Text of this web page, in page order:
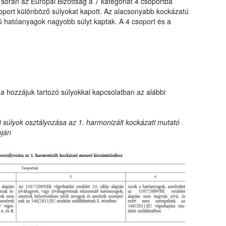
különböző súlyokat kapott. Az alacsonyabb kockázatú
nagyobb súlyt kaptak. A 4 csoport és a
hozzájuk tartozó súlyokkal kapcsolatban az alábbi
osztályozása az 1. harmonizált kockázati mutató